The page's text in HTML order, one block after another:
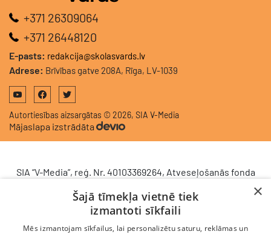
+371 26309064
+371 26448120
E-pasts: redakcija@skolasvards.lv
Adrese: Brīvības gatve 208A, Rīga, LV-1039
Autortiesības aizsargātas © 2026, SIA V-Media
Mājaslapa izstrādāta
SIA “V-Media”, reģ. Nr. 40103369264, Atveseļošanās fonda
komercdarbības procesu uzlabošanā - ieviesta klientu
attiecību pārvaldības sistēma (CRM). 2024. gada 16.
decembrī tika noslēgts līgums Nr. 9.2-17-L-2024/928 ar
×
Šajā tīmekļa vietnē tiek
izmantoti sīkfaili
Mēs izmantojam sīkfailus, lai personalizētu saturu, reklāmas un